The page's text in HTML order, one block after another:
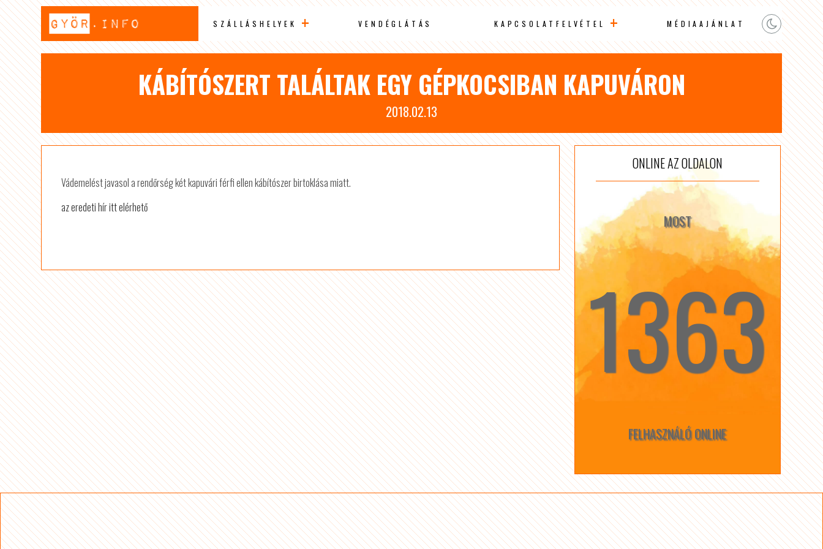
SZÁLLÁSHELYEK VENDÉGLÁTÁS KAPCSOLATFELVÉTEL MÉDIAAJÁNLAT
KÁBÍTÓSZERT TALÁLTAK EGY GÉPKOCSIBAN KAPUVÁRON
2018.02.13
Vádemelést javasol a rendőrség két kapuvári férfi ellen kábítószer birtoklása miatt.
az eredeti hír itt elérhető
ONLINE AZ OLDALON
MOST
☆ 1363 ☆
FELHASZNÁLÓ ONLINE